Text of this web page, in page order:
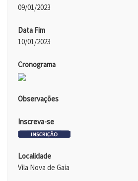
09/01/2023
Data Fim
10/01/2023
Cronograma
Observações
Inscreva-se
Localidade
Vila Nova de Gaia